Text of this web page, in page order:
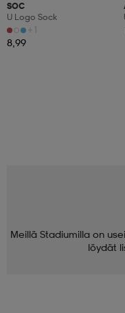
SOC
U Logo Sock
+1
8,99
Meillä Stadiumilla on
löydät